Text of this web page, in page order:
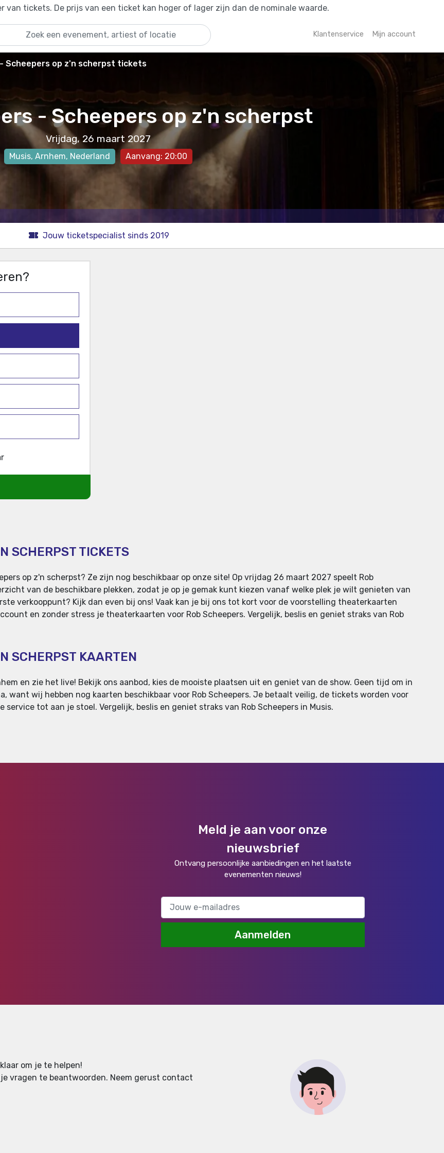
van tickets. De prijs van een ticket kan hoger of lager zijn dan de nominale waarde.
Klantenservice Mijn account
Scheepers op z'n scherpst tickets
- Scheepers op z'n scherpst
Vrijdag, 26 maart 2027
Musis, Arnhem, Nederland Aanvang: 20:00
Jouw ticketspecialist sinds 2019
SCHERPST TICKETS
op z'n scherpst? Ze zijn nog beschikbaar op onze site! Op vrijdag 26 maart 2027 speelt Rob
van de beschikbare plekken, zodat je op je gemak kunt kiezen vanaf welke plek je wilt genieten van
verkooppunt? Kijk dan even bij ons! Vaak kan je bij ons tot kort voor de voorstelling theaterkaarten
en zonder stress je theaterkaarten voor Rob Scheepers. Vergelijk, beslis en geniet straks van Rob
SCHERPST KAARTEN
en zie het live! Bekijk ons aanbod, kies de mooiste plaatsen uit en geniet van de show. Geen tijd om in
want wij hebben nog kaarten beschikbaar voor Rob Scheepers. Je betaalt veilig, de tickets worden voor
tot aan je stoel. Vergelijk, beslis en geniet straks van Rob Scheepers in Musis.
Meld je aan voor onze
nieuwsbrief
Ontvang persoonlijke aanbiedingen en het laatste
evenementen nieuws!
Aanmelden
om je te helpen!
vragen te beantwoorden. Neem gerust contact